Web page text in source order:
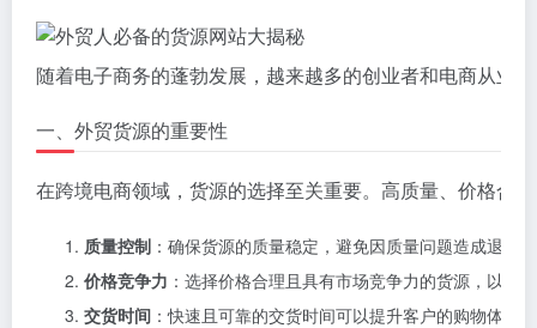
随着电子商务的蓬勃发展，越来越多的创业者和电商从业
一、外贸货源的重要性
在跨境电商领域，货源的选择至关重要。高质量、价格合
质量控制 ：确保货源的质量稳定，避免因质量问题造成退货
价格竞争力 ：选择价格合理且具有市场竞争力的货源，以提
交货时间 ：快速且可靠的交货时间可以提升客户的购物体验。